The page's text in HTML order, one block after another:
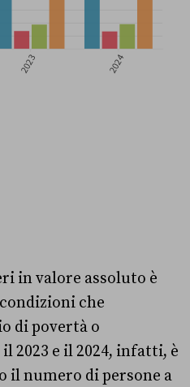
in valore assoluto è
che
di povertà o
2023 e il 2024, infatti, è
numero di persone a